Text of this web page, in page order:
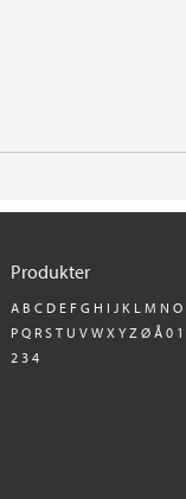
Produkter
A B C D E F G H I J K L M N O
P Q R S T U V W X Y Z Ø Å 0 1
2 3 4